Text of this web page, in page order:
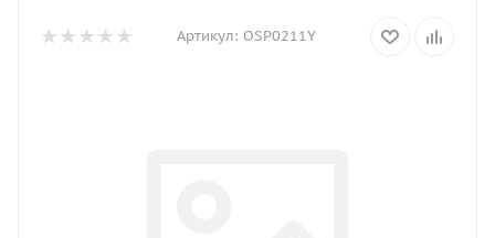
Артикул: OSP0211Y